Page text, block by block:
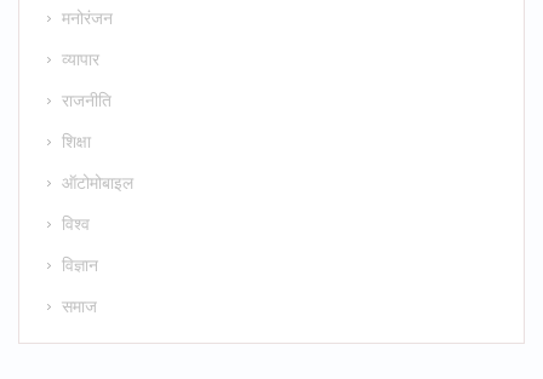
मनोरंजन
व्यापार
राजनीति
शिक्षा
ऑटोमोबाइल
विश्व
विज्ञान
समाज